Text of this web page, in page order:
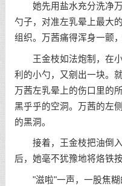
她先用盐水充分洗净万
勺子，对准左乳晕上最大
组织。万茜痛得浑身一颤
王金枝如法炮制，在小
利的小勺，又剜出一块。
万茜左乳晕上的伤口里的
黑乎乎的空洞。万茜的左
的黑洞。
接着，王金枝把油倒入
后，她毫不犹豫地将烙铁
"滋啦"一声，一股焦糊